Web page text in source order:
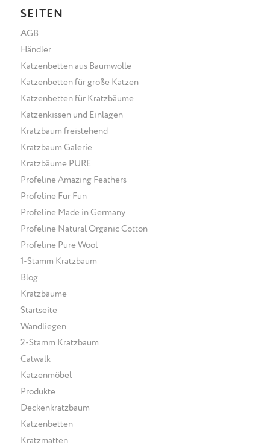
SEITEN
AGB
Händler
Katzenbetten aus Baumwolle
Katzenbetten für große Katzen
Katzenbetten für Kratzbäume
Katzenkissen und Einlagen
Kratzbaum freistehend
Kratzbaum Galerie
Kratzbäume PURE
Profeline Amazing Feathers
Profeline Fur Fun
Profeline Made in Germany
Profeline Natural Organic Cotton
Profeline Pure Wool
1-Stamm Kratzbaum
Blog
Kratzbäume
Startseite
Wandliegen
2-Stamm Kratzbaum
Catwalk
Katzenmöbel
Produkte
Deckenkratzbaum
Katzenbetten
Kratzmatten